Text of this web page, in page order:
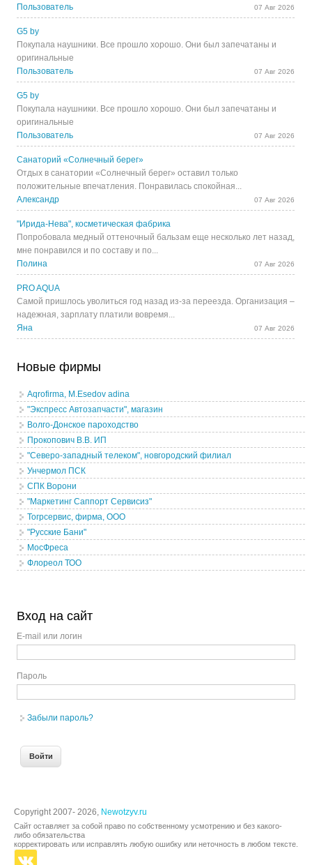
Пользователь
07 Авг 2026
G5 by
Покупала наушники. Все прошло хорошо. Они был запечатаны и
оригинальные
Пользователь
07 Авг 2026
G5 by
Покупала наушники. Все прошло хорошо. Они был запечатаны и
оригинальные
Пользователь
07 Авг 2026
Санаторий «Солнечный берег»
Отдых в санатории «Солнечный берег» оставил только
положительные впечатления. Понравилась спокойная...
Александр
07 Авг 2026
"Ирида-Нева", косметическая фабрика
Попробовала медный оттеночный бальзам еще несколько лет назад,
мне понравился и по составу и по...
Полина
07 Авг 2026
PRO AQUA
Самой пришлось уволиться год назад из-за переезда. Организация –
надежная, зарплату платили вовремя...
Яна
07 Авг 2026
Новые фирмы
Aqrofirma, M.Esedov adina
"Экспресс Автозапчасти", магазин
Волго-Донское пароходство
Прокопович В.В. ИП
"Северо-западный телеком", новгородский филиал
Унчермол ПСК
СПК Ворони
"Маркетинг Саппорт Сервисиз"
Тогрсервис, фирма, ООО
"Русские Бани"
МосФреса
Флореол ТОО
Вход на сайт
E-mail или логин
Пароль
Забыли пароль?
Copyright 2007- 2026, Newotzyv.ru
Сайт оставляет за собой право по собственному усмотрению и без какого-
либо обязательства
корректировать или исправлять любую ошибку или неточность в любом тексте.